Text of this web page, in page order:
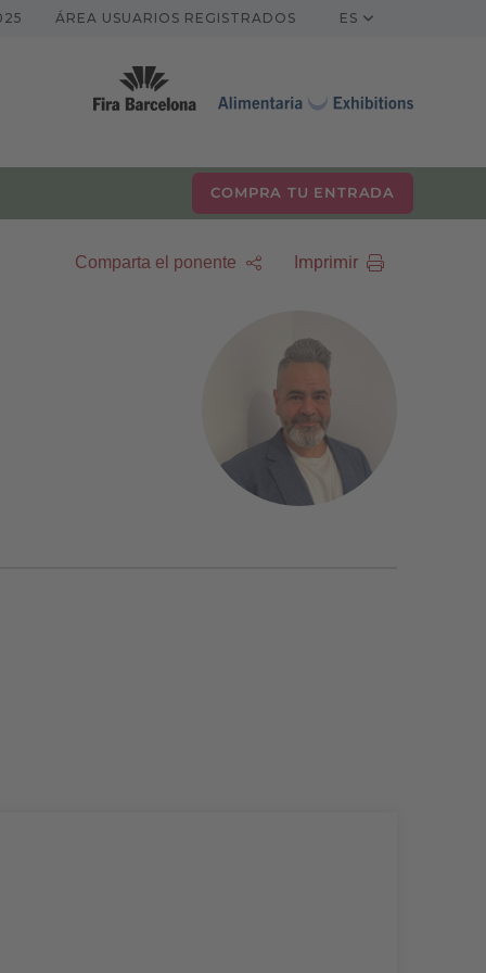
ÁREA USUARIOS REGISTRADOS ES
COMPRA TU ENTRADA
Comparta el ponente Imprimir